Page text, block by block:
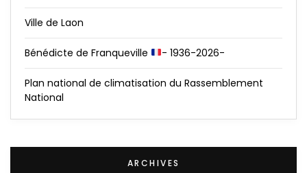
Ville de Laon
Bénédicte de Franqueville - 1936-2026-
Plan national de climatisation du Rassemblement
National
ARCHIVES